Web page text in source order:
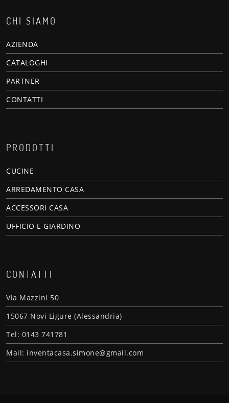
CHI SIAMO
AZIENDA
CATALOGHI
PARTNER
CONTATTI
PRODOTTI
CUCINE
ARREDAMENTO CASA
ACCESSORI CASA
UFFICIO E GIARDINO
CONTATTI
Via Mazzini 50
15067 Novi Ligure (Alessandria)
Tel: 0143 741781
Mail: inventacasa.simone@gmail.com